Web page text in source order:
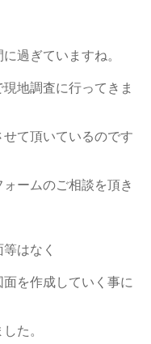
過ぎていますね。
地調査に行ってきま
て頂いているのです
ームのご相談を頂き
はなく
を作成していく事に
た。